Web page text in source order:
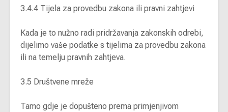
3.4.4 Tijela za provedbu zakona ili pravni zahtjevi
Kada je to nužno radi pridržavanja zakonskih odrebi,
dijelimo vaše podatke s tijelima za provedbu zakona
ili na temelju pravnih zahtjeva.
3.5 Društvene mreže
Tamo gdje je dopušteno prema primjenjivom